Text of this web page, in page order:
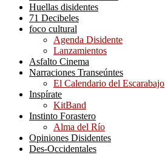
Huellas disidentes
71 Decibeles
foco cultural
Agenda Disidente
Lanzamientos
Asfalto Cinema
Narraciones Transeúntes
El Calendario del Escarabajo
Inspírate
KitBand
Instinto Forastero
Alma del Río
Opiniones Disidentes
Des-Occidentales